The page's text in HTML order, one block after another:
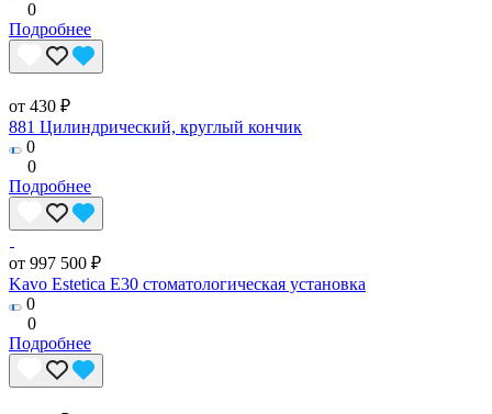
0
Подробнее
от 430 ₽
881 Цилиндрический, круглый кончик
0
0
Подробнее
от 997 500 ₽
Kavo Estetica E30 стоматологическая установка
0
0
Подробнее